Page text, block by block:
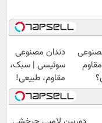
|
دندان مصنوعی
سوئیسی | سبک،
مقاوم، طبیعی!
ویزیت
رایگان+پرداخت
اقساطی😍